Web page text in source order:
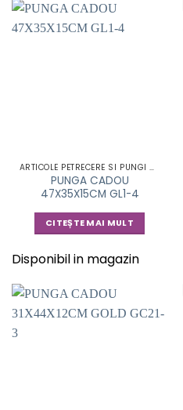
ARTICOLE PETRECERE SI PUNGI CADOU
PUNGA CADOU
47X35X15CM GL1-4
CITEȘTE MAI MULT
Disponibil in magazin